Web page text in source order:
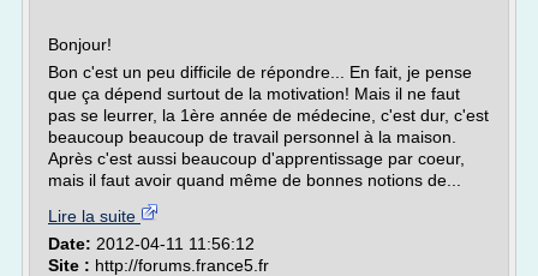
Bonjour!
Bon c'est un peu difficile de répondre... En fait, je pense
que ça dépend surtout de la motivation! Mais il ne faut
pas se leurrer, la 1ère année de médecine, c'est dur, c'est
beaucoup beaucoup de travail personnel à la maison.
Après c'est aussi beaucoup d'apprentissage par coeur,
mais il faut avoir quand même de bonnes notions de...
Lire la suite
Date: 2012-04-11 11:56:12
Site : http://forums.france5.fr